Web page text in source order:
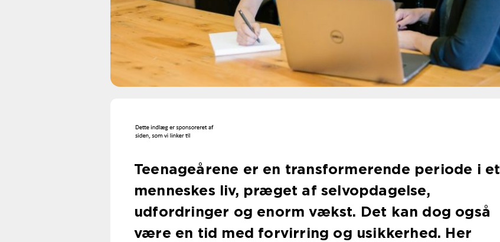
Teenageårene er en transformerende periode i et
menneskes liv, præget af selvopdagelse,
udfordringer og enorm vækst. Det kan dog også
være en tid med forvirring og usikkerhed. Her